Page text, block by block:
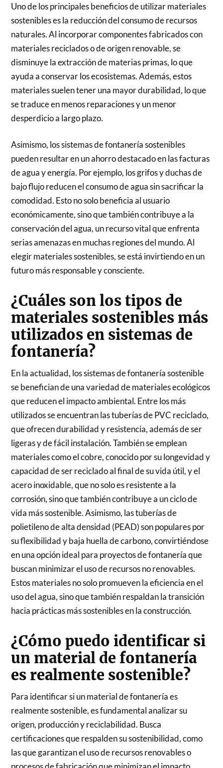
Uno de los principales beneficios de utilizar materiales
sostenibles es la reducción del consumo de recursos
naturales. Al incorporar componentes fabricados con
materiales reciclados o de origen renovable, se
disminuye la extracción de materias primas, lo que
ayuda a conservar los ecosistemas. Además, estos
materiales suelen tener una mayor durabilidad, lo que
se traduce en menos reparaciones y un menor
desperdicio a largo plazo.
Asimismo, los sistemas de fontanería sostenibles
pueden resultar en un ahorro destacado en las facturas
de agua y energía. Por ejemplo, los grifos y duchas de
bajo flujo reducen el consumo de agua sin sacrificar la
comodidad. Esto no solo beneficia al usuario
económicamente, sino que también contribuye a la
conservación del agua, un recurso vital que enfrenta
serias amenazas en muchas regiones del mundo. Al
elegir materiales sostenibles, se está invirtiendo en un
futuro más responsable y consciente.
¿Cuáles son los tipos de
materiales sostenibles más
utilizados en sistemas de
fontanería?
En la actualidad, los sistemas de fontanería sostenible
se benefician de una variedad de materiales ecológicos
que reducen el impacto ambiental. Entre los más
utilizados se encuentran las tuberías de PVC reciclado,
que ofrecen durabilidad y resistencia, además de ser
ligeras y de fácil instalación. También se emplean
materiales como el cobre, conocido por su longevidad y
capacidad de ser reciclado al final de su vida útil, y el
acero inoxidable, que no solo es resistente a la
corrosión, sino que también contribuye a un ciclo de
vida más sostenible. Asimismo, las tuberías de
polietileno de alta densidad (PEAD) son populares por
su flexibilidad y baja huella de carbono, convirtiéndose
en una opción ideal para proyectos de fontanería que
buscan minimizar el uso de recursos no renovables.
Estos materiales no solo promueven la eficiencia en el
uso del agua, sino que también respaldan la transición
hacia prácticas más sostenibles en la construcción.
¿Cómo puedo identificar si
un material de fontanería
es realmente sostenible?
Para identificar si un material de fontanería es
realmente sostenible, es fundamental analizar su
origen, producción y reciclabilidad. Busca
certificaciones que respalden su sostenibilidad, como
las que garantizan el uso de recursos renovables o